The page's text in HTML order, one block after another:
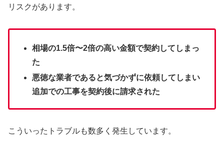
リスクがあります。
相場の1.5倍〜2倍の高い金額で契約してしまっ
た
悪徳な業者であると気づかずに依頼してしまい
追加での工事を契約後に請求された
こういったトラブルも数多く発生しています。